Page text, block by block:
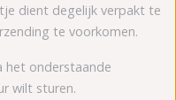
dient degelijk verpakt te
te voorkomen.
het onderstaande
wilt sturen.